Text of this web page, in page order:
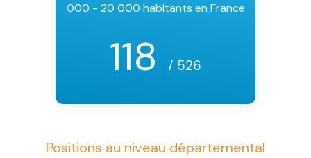
000 - 20 000 habitants en France
118 / 526
Positions au niveau départemental